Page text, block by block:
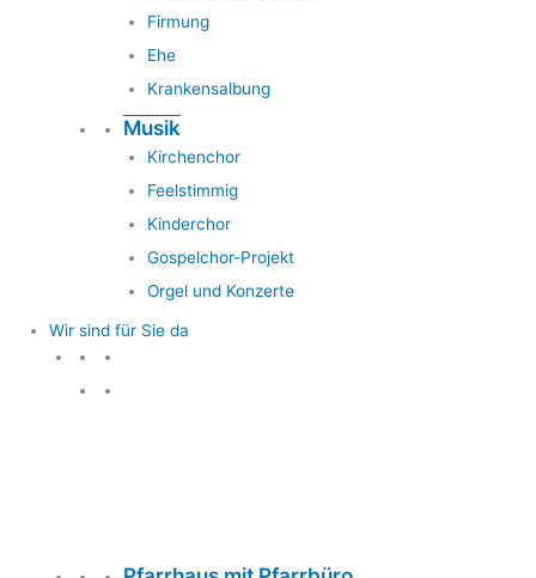
Firmung
Ehe
Krankensalbung
Musik
Kirchenchor
Feelstimmig
Kinderchor
Gospelchor-Projekt
Orgel und Konzerte
Wir sind für Sie da